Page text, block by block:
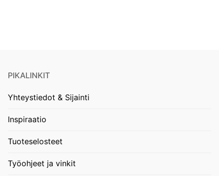
PIKALINKIT
Yhteystiedot & Sijainti
Inspiraatio
Tuoteselosteet
Työohjeet ja vinkit